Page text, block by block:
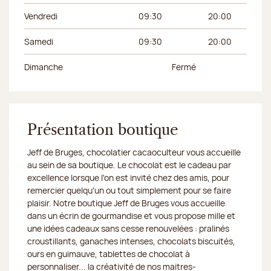
Vendredi 09:30 20:00
Samedi 09:30 20:00
Dimanche Fermé
Présentation boutique
Jeff de Bruges, chocolatier cacaoculteur vous accueille
au sein de sa boutique. Le chocolat est le cadeau par
excellence lorsque l'on est invité chez des amis, pour
remercier quelqu'un ou tout simplement pour se faire
plaisir. Notre boutique Jeff de Bruges vous accueille
dans un écrin de gourmandise et vous propose mille et
une idées cadeaux sans cesse renouvelées : pralinés
croustillants, ganaches intenses, chocolats biscuités,
ours en guimauve, tablettes de chocolat à
personnaliser... la créativité de nos maitres-